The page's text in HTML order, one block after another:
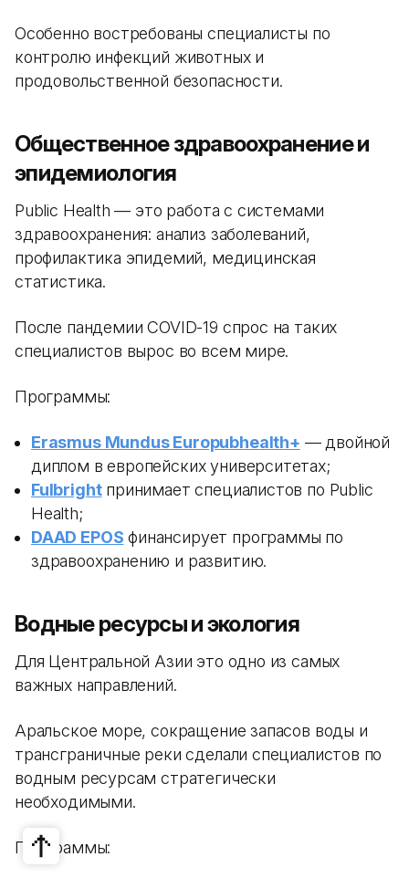
Особенно востребованы специалисты по
контролю инфекций животных и
продовольственной безопасности.
Общественное здравоохранение и
эпидемиология
Public Health — это работа с системами
здравоохранения: анализ заболеваний,
профилактика эпидемий, медицинская
статистика.
После пандемии COVID-19 спрос на таких
специалистов вырос во всем мире.
Программы:
Erasmus Mundus Europubhealth+ — двойной
диплом в европейских университетах;
Fulbrightпринимает специалистов по Public
Health;
DAAD EPOS финансирует программы по
здравоохранению и развитию.
Водные ресурсы и экология
Для Центральной Азии это одно из самых
важных направлений.
Аральское море, сокращение запасов воды и
трансграничные реки сделали специалистов по
водным ресурсам стратегически
необходимыми.
Программы: